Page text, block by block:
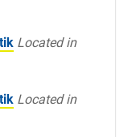
Located in
Located in